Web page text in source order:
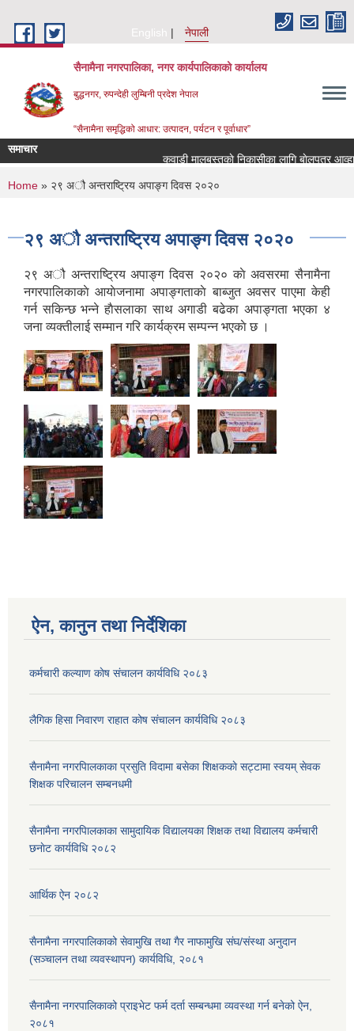
English
नेपाली
सैनामैना नगरपालिका, नगर कार्यपालिकाको कार्यालय
बुद्धनगर, रुपन्देही लुम्बिनी प्रदेश नेपाल
“सैनामैना समृद्धिको आधार: उत्पादन, पर्यटन र पूर्वाधार”
समाचार
कवाडी मालबस्तुकाे निकासीका लागि बाेलपत्र
You are here
Home » २९ अौ अन्तराष्ट्रिय अपाङ्ग दिवस २०२०
२९ अौ अन्तराष्ट्रिय अपाङ्ग दिवस २०२०
२९ अौ अन्तराष्ट्रिय अपाङ्ग दिवस २०२० काे अवसरमा सैनामैना
नगरपालिकाकाे आयाेजनामा अपाङ्गताकाे बाब्जुत अवसर पाएमा केही
गर्न सकिन्छ भन्ने हाैसलाका साथ अगाडी बढेका अपाङ्गता भएका ४
जना व्यक्तीलाई सम्मान गरि कार्यक्रम सम्पन्न भएकाे छ ।
ऐन, कानुन तथा निर्देशिका
कर्मचारी कल्याण काेष संचालन कार्यविधि २०८३
लैगिक हिसा निवारण राहात कोष संचालन कार्यविधि २०८३
सैनामैना नगरपािलकाका प्रसुति विदामा बसेका शिक्षककाे सट्टामा स्वयम् सेवक
शिक्षक परिचालन सम्बनधमी
सैनामैना नगरपािलकाका सामुदायिक विद्यालयका शिक्षक तथा विद्यालय कर्मचारी
छनाेट कार्यविधि २०८२
आर्थिक ऐन २०८२
सैनामैना नगरपालिकाको सेवामुखि तथा गैर नाफामुखि संघ/संस्था अनुदान
(सञ्चालन तथा व्यवस्थापन) कार्यविधि, २०८१
सैनामैना नगरपालिकाको प्राइभेट फर्म दर्ता सम्बन्धमा व्यवस्था गर्न बनेको ऐन,
२०८१